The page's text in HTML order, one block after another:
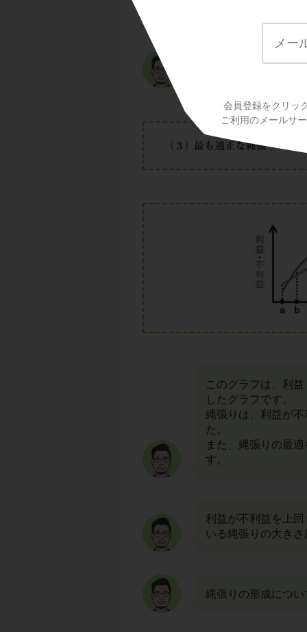
会員登録をクリッ
ご利用のメールサ
このグラフは、利
したグラフです。
縄張りは、利益が
た。
また、縄張りの最
す。
利益が不利益を上
いる縄張りの大きさ
縄張りの形成につ